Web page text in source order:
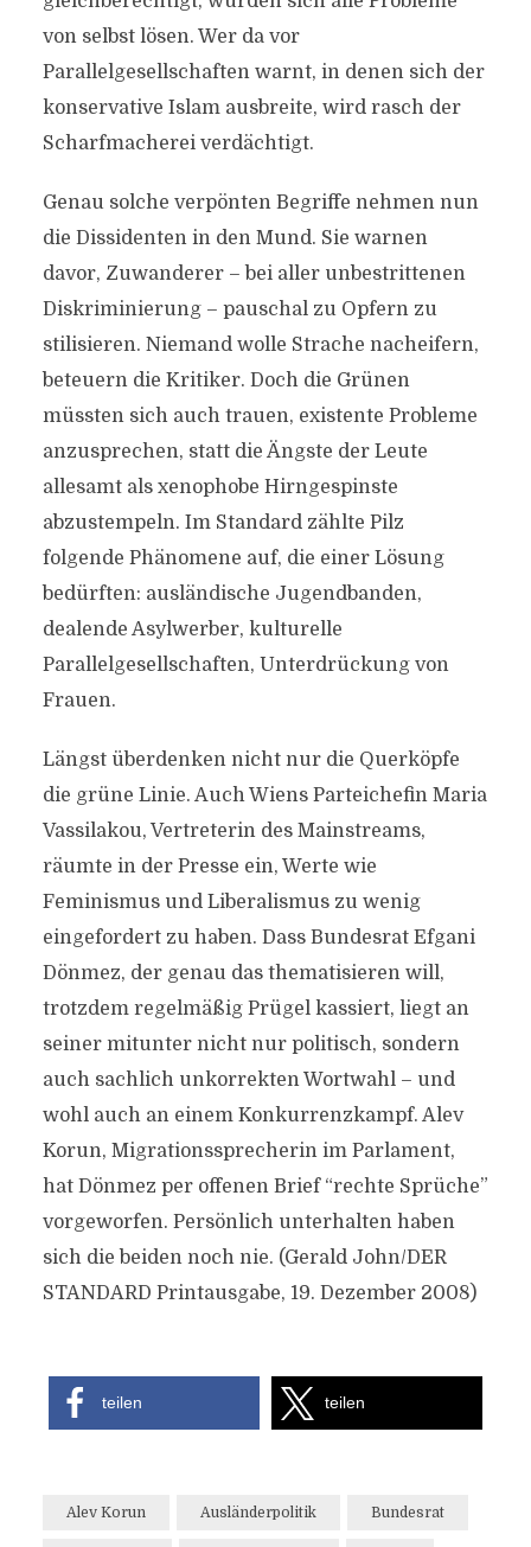
DISSIDENTEN RÜTTELN
AN GRÜNEM TABU
Von
von selbst lösen. Wer da vor
Parallelgesellschaften warnt, in denen sich der
konservative Islam ausbreite, wird rasch der
Scharfmacherei verdächtigt.
Genau solche verpönten Begriffe nehmen nun
die Dissidenten in den Mund. Sie warnen
davor, Zuwanderer – bei aller unbestrittenen
Diskriminierung – pauschal zu Opfern zu
stilisieren. Niemand wolle Strache nacheifern,
beteuern die Kritiker. Doch die Grünen
müssten sich auch trauen, existente Probleme
anzusprechen, statt die Ängste der Leute
allesamt als xenophobe Hirngespinste
abzustempeln. Im Standard zählte Pilz
folgende Phänomene auf, die einer Lösung
bedürften: ausländische Jugendbanden,
dealende Asylwerber, kulturelle
Parallelgesellschaften, Unterdrückung von
Frauen.
Längst überdenken nicht nur die Querköpfe
die grüne Linie. Auch Wiens Parteichefin Maria
Vassilakou, Vertreterin des Mainstreams,
räumte in der Presse ein, Werte wie
Feminismus und Liberalismus zu wenig
eingefordert zu haben. Dass Bundesrat Efgani
Dönmez, der genau das thematisieren will,
trotzdem regelmäßig Prügel kassiert, liegt an
seiner mitunter nicht nur politisch, sondern
auch sachlich unkorrekten Wortwahl – und
wohl auch an einem Konkurrenzkampf. Alev
Korun, Migrationssprecherin im Parlament,
hat Dönmez per offenen Brief “rechte Sprüche”
vorgeworfen. Persönlich unterhalten haben
sich die beiden noch nie. (Gerald John/DER
STANDARD Printausgabe, 19. Dezember 2008)
teilen teilen
Alev Korun Ausländerpolitik Bundesrat